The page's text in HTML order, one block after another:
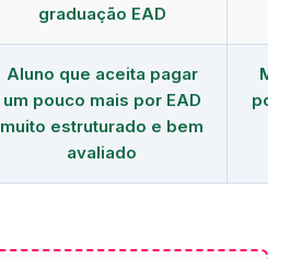
graduação EAD
Aluno que aceita pagar
um pouco mais por EAD
muito estruturado e bem
avaliado